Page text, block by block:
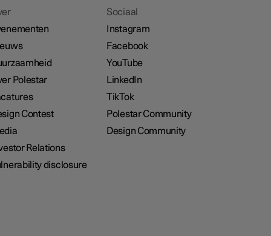
Polestar
Contest
Relations
disclosure
Sociaal
Instagram
Facebook
YouTube
LinkedIn
TikTok
Polestar Community
Design Community